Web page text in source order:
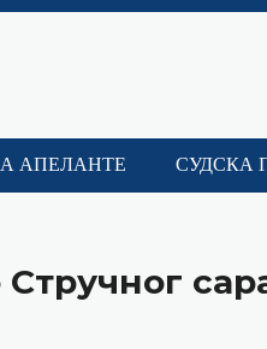
АПЕЛАНТЕ СУДСКА
Стручног